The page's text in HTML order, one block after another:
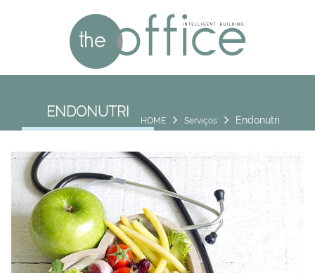
ENDONUTRI
HOME Serviços Endonutri